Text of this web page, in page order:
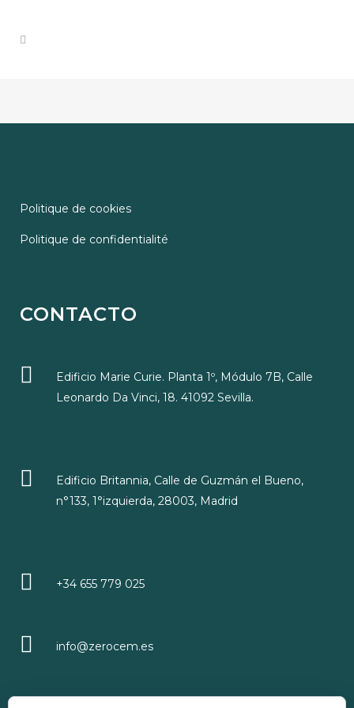
Politique de cookies
Politique de confidentialité
CONTACTO
Edificio Marie Curie. Planta 1º, Módulo 7B, Calle
Leonardo Da Vinci, 18. 41092 Sevilla.
Edificio Britannia, Calle de Guzmán el Bueno,
n°133, 1°izquierda, 28003, Madrid
+34 655 779 025
info@zerocem.es